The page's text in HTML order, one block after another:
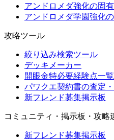
アンドロメダ強化の固
アンドロメダ学園強化
攻略ツール
絞り込み検索ツール
デッキメーカー
開眼金特必要経験点一覧
パワクエ契約書の査定
新フレンド募集掲示板
コミュニティ・掲示板・攻略
新フレンド募集掲示板